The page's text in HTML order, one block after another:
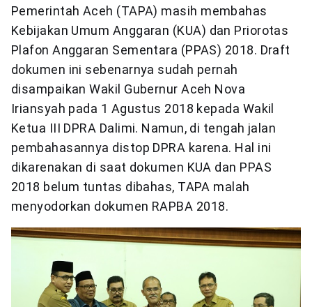
Pemerintah Aceh (TAPA) masih membahas
Kebijakan Umum Anggaran (KUA) dan Priorotas
Plafon Anggaran Sementara (PPAS) 2018. Draft
dokumen ini sebenarnya sudah pernah
disampaikan Wakil Gubernur Aceh Nova
Iriansyah pada 1 Agustus 2018 kepada Wakil
Ketua III DPRA Dalimi. Namun, di tengah jalan
pembahasannya distop DPRA karena. Hal ini
dikarenakan di saat dokumen KUA dan PPAS
2018 belum tuntas dibahas, TAPA malah
menyodorkan dokumen RAPBA 2018.